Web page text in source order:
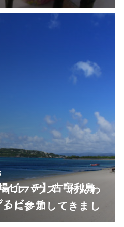
ビーチ】古宇利島
ビーチ
ルパウズ『わんわ
に参加してきまし